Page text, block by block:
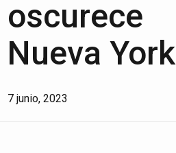
oscurece
Nueva York
7 junio, 2023